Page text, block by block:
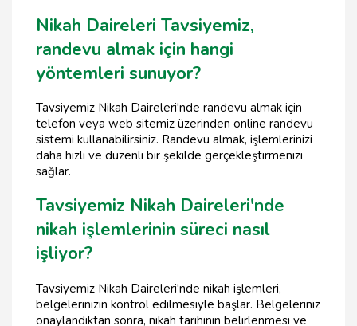
Nikah Daireleri Tavsiyemiz,
randevu almak için hangi
yöntemleri sunuyor?
Tavsiyemiz Nikah Daireleri'nde randevu almak için
telefon veya web sitemiz üzerinden online randevu
sistemi kullanabilirsiniz. Randevu almak, işlemlerinizi
daha hızlı ve düzenli bir şekilde gerçekleştirmenizi
sağlar.
Tavsiyemiz Nikah Daireleri'nde
nikah işlemlerinin süreci nasıl
işliyor?
Tavsiyemiz Nikah Daireleri'nde nikah işlemleri,
belgelerinizin kontrol edilmesiyle başlar. Belgeleriniz
onaylandıktan sonra, nikah tarihinin belirlenmesi ve